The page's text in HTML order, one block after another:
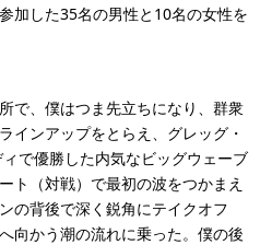
加した35名の男性と10名の女性を
で、僕はつま先立ちになり、群衆
インアップをとらえ、グレッグ・
で優勝した内気なビッグウェーブ
ト（対戦）で最初の波をつかまえ
の背後で深く鋭角にテイクオフ
向かう潮の流れに乗った。僕の後